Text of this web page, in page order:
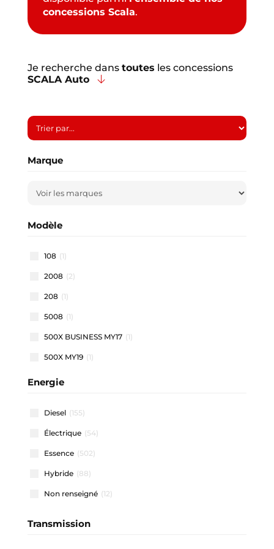
concessions Scala.
Je recherche dans toutes les concessions
SCALA Auto
Marque
Modèle
108 (1)
2008 (2)
208 (1)
5008 (1)
500X BUSINESS MY17 (1)
500X MY19 (1)
500X MY22
911 CARRERA COUPE
A1 ALLSTREET
A1 SPORTBACK
A3 ALLSTREET
A3 BERLINE (1)
A3 SPORTBACK
Energie
Diesel (155)
Électrique (54)
Essence (502)
Hybride (88)
Non renseigné (12)
Transmission